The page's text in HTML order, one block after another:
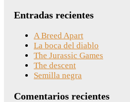
Entradas recientes
A Breed Apart
La boca del diablo
The Jurassic Games
The descent
Semilla negra
Comentarios recientes